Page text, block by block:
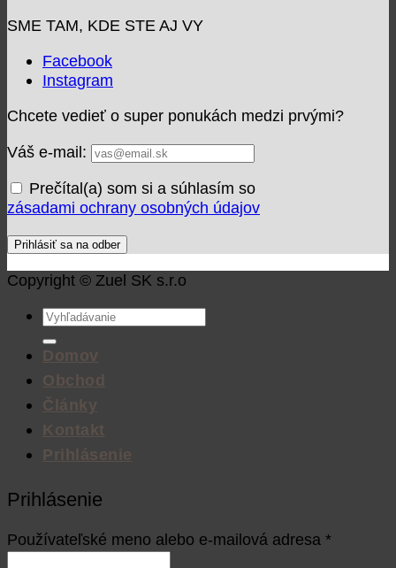
SME TAM, KDE STE AJ VY
Facebook
Instagram
Chcete vedieť o super ponukách medzi prvými?
Váš e-mail:
Prečítal(a) som si a súhlasím so
zásadami ochrany osobných údajov
Copyright © Zuel SK s.r.o
Hľadať:
Domov
Obchod
Články
Kontakt
Prihlásenie
Prihlásenie
Používateľské meno alebo e-mailová adresa *